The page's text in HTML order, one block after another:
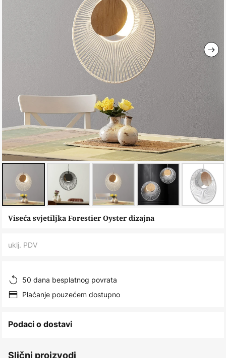
gallery
Skip
beginning
the
images
Viseća svjetiljka Forestier Oyster dizajna
uklj. PDV
50 dana besplatnog povrata
Plaćanje pouzećem dostupno
Podaci o dostavi
Slični proizvodi